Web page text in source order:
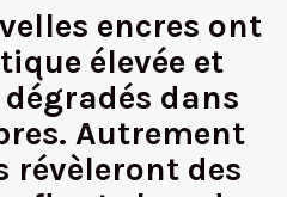
encres ont
élevée et
dans
Autrement
révèleront des